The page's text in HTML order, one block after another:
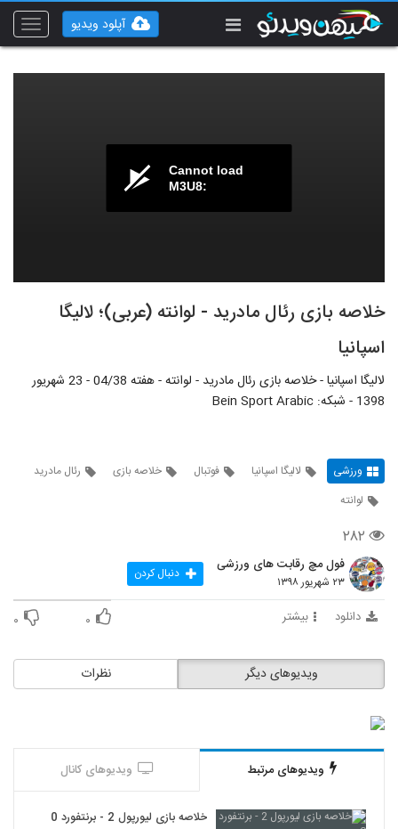
Toggle
آپلود ویدیو
Cannot load
M3U8:
خلاصه بازی رئال مادرید - لوانته (عربی)؛ لالیگا
اسپانیا
لالیگا اسپانیا - خلاصه بازی رئال مادرید - لوانته - هفته 04/38 - 23 شهریور
1398 - شبکه: Bein Sport Arabic
ورزشی لالیگا اسپانیا فوتبال خلاصه بازی
رئال مادرید
لوانته
۲۸۲
فول مچ رقابت های ورزشی
۲۳ شهریور ۱۳۹۸ دنبال کردن
دانلود بیشتر ۰ ۰
نظرات ویدیوهای دیگر
ویدیوهای مرتبط ویدیوهای کانال
خلاصه بازی لیورپول 2 - برنتفورد 0